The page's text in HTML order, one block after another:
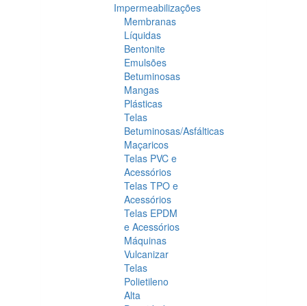
Impermeabilizações
Membranas
Líquidas
Bentonite
Emulsões
Betuminosas
Mangas
Plásticas
Telas
Betuminosas/Asfálticas
Maçaricos
Telas PVC e
Acessórios
Telas TPO e
Acessórios
Telas EPDM
e Acessórios
Máquinas
Vulcanizar
Telas
Polietileno
Alta